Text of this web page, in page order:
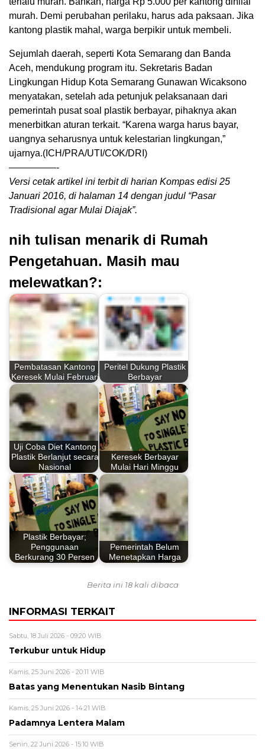
murah. Demi perubahan perilaku, harus ada paksaan. Jika
kantong plastik mahal, warga berpikir untuk membeli.
Sejumlah daerah, seperti Kota Semarang dan Banda
Aceh, mendukung program itu. Sekretaris Badan
Lingkungan Hidup Kota Semarang Gunawan Wicaksono
menyatakan, setelah ada petunjuk pelaksanaan dari
pemerintah pusat soal plastik berbayar, pihaknya akan
menerbitkan aturan terkait. “Karena warga harus bayar,
uangnya seharusnya untuk kelestarian lingkungan,”
ujarnya.(ICH/PRA/UTI/COK/DRI)
—————-
Versi cetak artikel ini terbit di harian Kompas edisi 25
Januari 2016, di halaman 14 dengan judul “Pasar
Tradisional agar Mulai Diajak”.
nih tulisan menarik di Rumah
Pengetahuan. Masih mau
melewatkan?:
Pembatasan Kantong
Keresek Mulai Februari
Peritel Dukung Plastik
Berbayar
Uji Coba Diet Kantong
Plastik Berlanjut secara
Nasional
Keresek Berbayar
Mulai Hari Minggu
Plastik Berbayar;
Penggunaan
Berkurang 30 Persen
Pemerintah Belum
Menetapkan Harga
Berita ini 18 kali dibaca
INFORMASI TERKAIT
Sabtu, 18 Juli 2026 - 09:20 WIB
Terkubur untuk Hidup
Kamis, 25 Juni 2026 - 20:11 WIB
Batas yang Menentukan Nasib Bintang
Kamis, 25 Juni 2026 - 14:21 WIB
Padamnya Lentera Malam
Senin, 22 Juni 2026 - 15:10 WIB